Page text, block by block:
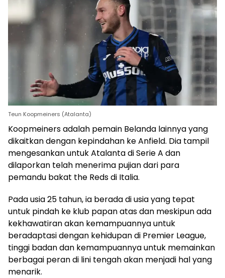
Teun Koopmeiners (Atalanta)
Koopmeiners adalah pemain Belanda lainnya yang
dikaitkan dengan kepindahan ke Anfield. Dia tampil
mengesankan untuk Atalanta di Serie A dan
dilaporkan telah menerima pujian dari para
pemandu bakat the Reds di Italia.
Pada usia 25 tahun, ia berada di usia yang tepat
untuk pindah ke klub papan atas dan meskipun ada
kekhawatiran akan kemampuannya untuk
beradaptasi dengan kehidupan di Premier League,
tinggi badan dan kemampuannya untuk memainkan
berbagai peran di lini tengah akan menjadi hal yang
menarik.